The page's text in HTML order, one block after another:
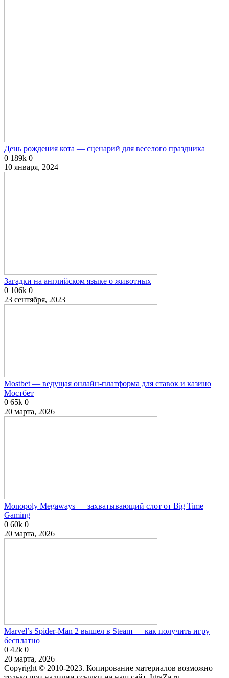
День рождения кота — сценарий для веселого праздника
0 189k 0
10 января, 2024
Загадки на английском языке о животных
0 106k 0
23 сентября, 2023
Mostbet — ведущая онлайн-платформа для ставок и казино
Мостбет
0 65k 0
20 марта, 2026
Monopoly Megaways — захватывающий слот от Big Time
Gaming
0 60k 0
20 марта, 2026
Marvel’s Spider-Man 2 вышел в Steam — как получить игру
бесплатно
0 42k 0
20 марта, 2026
Copyright © 2010-2023. Копирование материалов возможно